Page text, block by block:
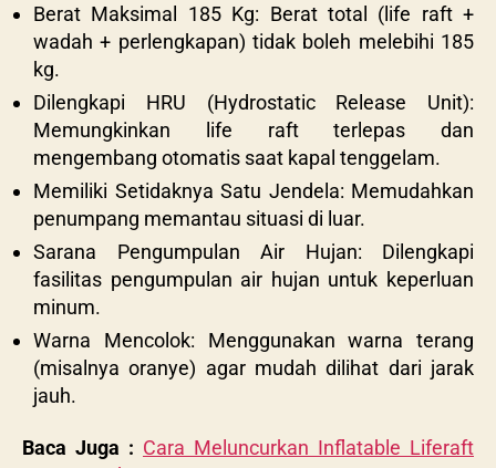
Berat Maksimal 185 Kg: Berat total (life raft +
wadah + perlengkapan) tidak boleh melebihi 185
kg.
Dilengkapi HRU (Hydrostatic Release Unit):
Memungkinkan life raft terlepas dan
mengembang otomatis saat kapal tenggelam.
Memiliki Setidaknya Satu Jendela: Memudahkan
penumpang memantau situasi di luar.
Sarana Pengumpulan Air Hujan: Dilengkapi
fasilitas pengumpulan air hujan untuk keperluan
minum.
Warna Mencolok: Menggunakan warna terang
(misalnya oranye) agar mudah dilihat dari jarak
jauh.
Baca Juga : Cara Meluncurkan Inflatable Liferaft